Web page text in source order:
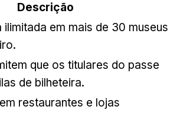
Descrição
em mais de 30 museus
que os titulares do passe
de bilheteira.
restaurantes e lojas